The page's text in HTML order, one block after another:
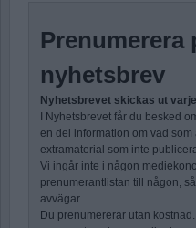
Prenumerera
nyhetsbrev
Nyhetsbrevet skickas ut
I Nyhetsbrevet får du besked
en del information om vad
extramaterial som inte
Vi ingår inte i någon
prenumerantlistan till någon,
avvägar.
Du prenumererar utan